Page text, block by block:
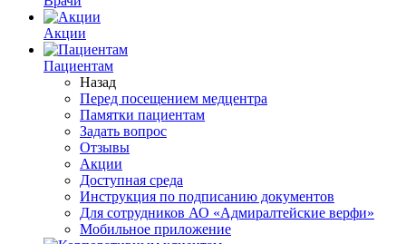
Акции
Пациентам
Назад
Перед посещением медцентра
Памятки пациентам
Задать вопрос
Отзывы
Акции
Доступная среда
Инструкция по подписанию документов
Для сотрудников АО «Адмиралтейские верфи»
Мобильное приложение